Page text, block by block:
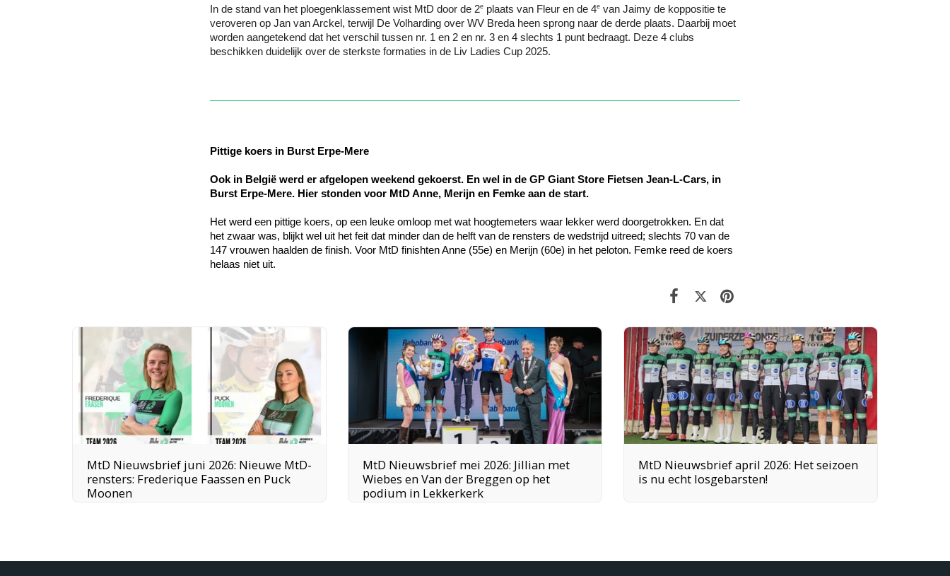
In de stand van het ploegenklassement wist MtD door de 2e plaats van Fleur en de 4e van Jaimy de koppositie te
veroveren op Jan van Arckel, terwijl De Volharding over WV Breda heen sprong naar de derde plaats. Daarbij moet
worden aangetekend dat het verschil tussen nr. 1 en 2 en nr. 3 en 4 slechts 1 punt bedraagt. Deze 4 clubs
beschikken duidelijk over de sterkste formaties in de Liv Ladies Cup 2025.
Pittige koers in Burst Erpe-Mere
Ook in België werd er afgelopen weekend gekoerst. En wel in de GP Giant Store Fietsen Jean-L-Cars, in
Burst Erpe-Mere. Hier stonden voor MtD Anne, Merijn en Femke aan de start.
Het werd een pittige koers, op een leuke omloop met wat hoogtemeters waar lekker werd doorgetrokken. En dat
het zwaar was, blijkt wel uit het feit dat minder dan de helft van de rensters de wedstrijd uitreed; slechts 70 van de
147 vrouwen haalden de finish. Voor MtD finishten Anne (55e) en Merijn (60e) in het peloton. Femke reed de koers
helaas niet uit.
MtD Nieuwsbrief juni 2026: Nieuwe MtD-
rensters: Frederique Faassen en Puck
Moonen
MtD Nieuwsbrief mei 2026: Jillian met
Wiebes en Van der Breggen op het
podium in Lekkerkerk
MtD Nieuwsbrief april 2026: Het seizoen
is nu echt losgebarsten!